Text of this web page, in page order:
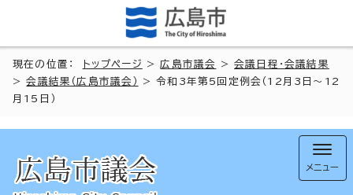
現在の位置： トップページ >広島市議会 >会議日程・会議結果
>会議結果（広島市議会）
> 令和3年第5回定例会（12月3日～12
月15日）
メニュー